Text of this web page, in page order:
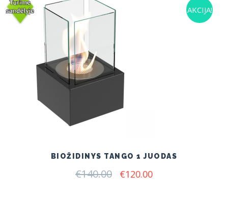
AKCIJA!
BIOŽIDINYS TANGO 1 JUODAS
€140.00 Original
€120.00Current